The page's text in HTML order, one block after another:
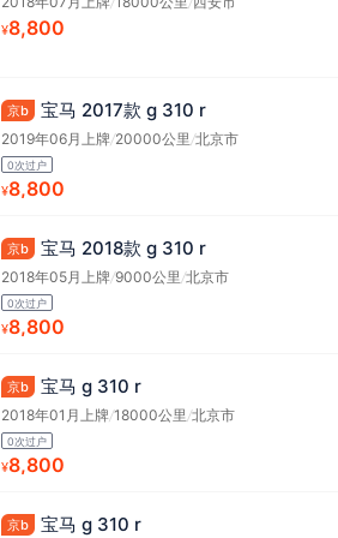
¥8,800
京b 宝马 2017款 g 310 r
2019年06月上牌/20000公里 /北京市
0次过户
¥8,800
京b 宝马 2018款 g 310 r
2018年05月上牌/9000公里 /北京市
0次过户
¥8,800
京b 宝马 g 310 r
2018年01月上牌/18000公里 /北京市
0次过户
¥8,800
京b 宝马 g 310 r